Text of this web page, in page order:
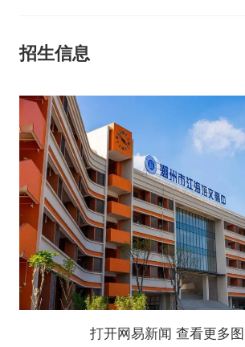
招生信息
打开网易新闻 查看更多